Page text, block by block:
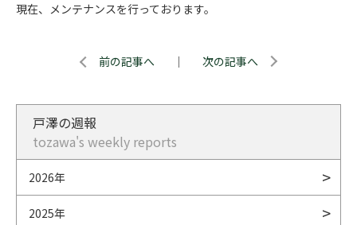
現在、メンテナンスを行っております。
前の記事へ ｜ 次の記事へ
戸澤の週報
tozawa's weekly reports
2026年
2025年